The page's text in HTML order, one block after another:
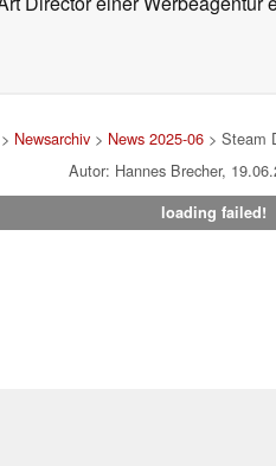
> Newsarchiv > News 2025-06 > Steam
Autor: Hannes Brecher,
loading failed!